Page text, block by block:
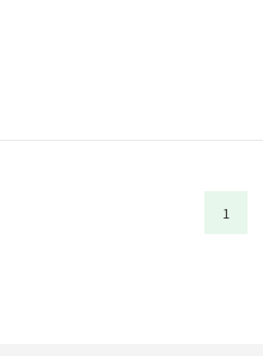
1